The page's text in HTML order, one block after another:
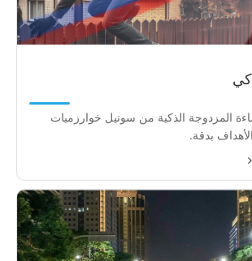
المزدوجة الذكية من سونيل خوارزميات
بدقة.